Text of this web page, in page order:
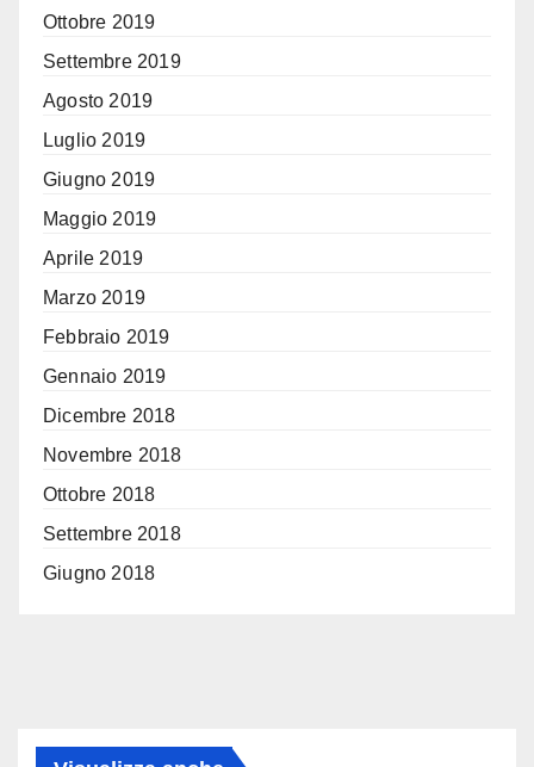
Ottobre 2019
Settembre 2019
Agosto 2019
Luglio 2019
Giugno 2019
Maggio 2019
Aprile 2019
Marzo 2019
Febbraio 2019
Gennaio 2019
Dicembre 2018
Novembre 2018
Ottobre 2018
Settembre 2018
Giugno 2018